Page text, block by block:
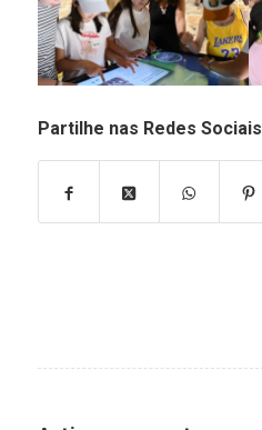
Partilhe nas Redes Sociais